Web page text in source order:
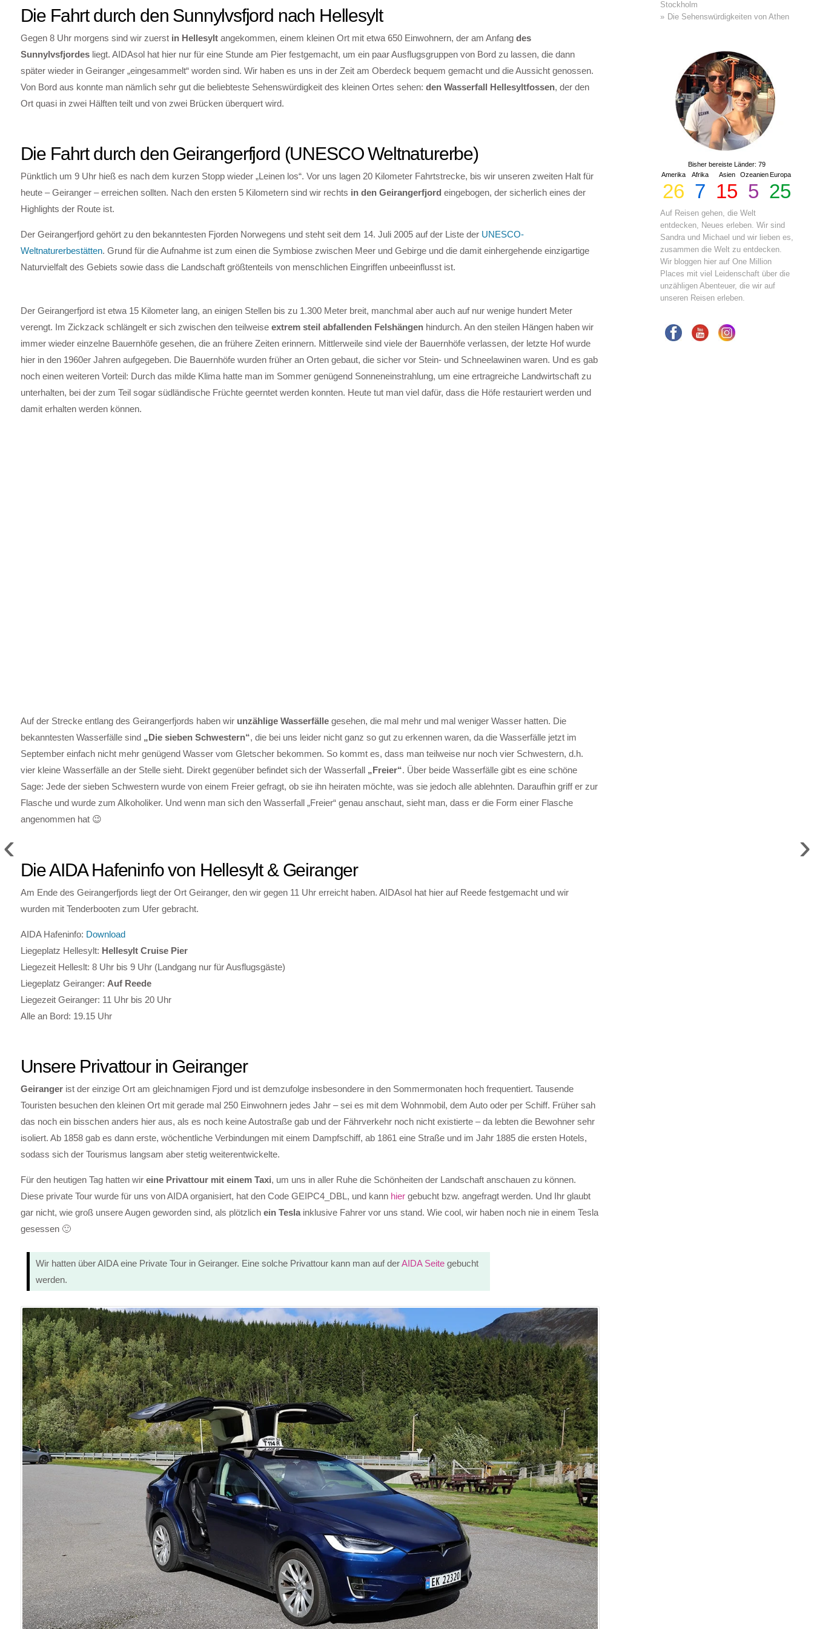
Die Fahrt durch den Sunnylvsfjord nach Hellesylt
Gegen 8 Uhr morgens sind wir zuerst in Hellesyltangekommen, einem kleinen Ort mit etwa 650 Einwohnern, der am Anfang des
Sunnylvsfjordesliegt. AIDAsol hat hier nur für eine Stunde am Pier festgemacht, um ein paar Ausflugsgruppen von Bord zu lassen, die dann
später wieder in Geiranger „eingesammelt“ worden sind. Wir haben es uns in der Zeit am Oberdeck bequem gemacht und die Aussicht genossen.
Von Bord aus konnte man nämlich sehr gut die beliebteste Sehenswürdigkeit des kleinen Ortes sehen: den Wasserfall Hellesyltfossen, der den
Ort quasi in zwei Hälften teilt und von zwei Brücken überquert wird.
Die Fahrt durch den Geirangerfjord (UNESCO Weltnaturerbe)
Pünktlich um 9 Uhr hieß es nach dem kurzen Stopp wieder „Leinen los“. Vor uns lagen 20 Kilometer Fahrtstrecke, bis wir unseren zweiten Halt für
heute – Geiranger – erreichen sollten. Nach den ersten 5 Kilometern sind wir rechts in den Geirangerfjord eingebogen, der sicherlich eines der
Highlights der Route ist.
Der Geirangerfjord gehört zu den bekanntesten Fjorden Norwegens und steht seit dem 14. Juli 2005 auf der Liste der UNESCO-
Weltnaturerbestätten. Grund für die Aufnahme ist zum einen die Symbiose zwischen Meer und Gebirge und die damit einhergehende einzigartige
Naturvielfalt des Gebiets sowie dass die Landschaft größtenteils von menschlichen Eingriffen unbeeinflusst ist.
Der Geirangerfjord ist etwa 15 Kilometer lang, an einigen Stellen bis zu 1.300 Meter breit, manchmal aber auch auf nur wenige hundert Meter
verengt. Im Zickzack schlängelt er sich zwischen den teilweise extrem steil abfallenden Felshängenhindurch. An den steilen Hängen haben wir
immer wieder einzelne Bauernhöfe gesehen, die an frühere Zeiten erinnern. Mittlerweile sind viele der Bauernhöfe verlassen, der letzte Hof wurde
hier in den 1960er Jahren aufgegeben. Die Bauernhöfe wurden früher an Orten gebaut, die sicher vor Stein- und Schneelawinen waren. Und es gab
noch einen weiteren Vorteil: Durch das milde Klima hatte man im Sommer genügend Sonneneinstrahlung, um eine ertragreiche Landwirtschaft zu
unterhalten, bei der zum Teil sogar südländische Früchte geerntet werden konnten. Heute tut man viel dafür, dass die Höfe restauriert werden und
damit erhalten werden können.
Auf der Strecke entlang des Geirangerfjords haben wir unzählige Wasserfällegesehen, die mal mehr und mal weniger Wasser hatten. Die
bekanntesten Wasserfälle sind „Die sieben Schwestern“, die bei uns leider nicht ganz so gut zu erkennen waren, da die Wasserfälle jetzt im
September einfach nicht mehr genügend Wasser vom Gletscher bekommen. So kommt es, dass man teilweise nur noch vier Schwestern, d.h.
vier kleine Wasserfälle an der Stelle sieht. Direkt gegenüber befindet sich der Wasserfall „Freier“. Über beide Wasserfälle gibt es eine schöne
Sage: Jede der sieben Schwestern wurde von einem Freier gefragt, ob sie ihn heiraten möchte, was sie jedoch alle ablehnten. Daraufhin griff er zur
Flasche und wurde zum Alkoholiker. Und wenn man sich den Wasserfall „Freier“ genau anschaut, sieht man, dass er die Form einer Flasche
angenommen hat 😉
Die AIDA Hafeninfo von Hellesylt & Geiranger
Am Ende des Geirangerfjords liegt der Ort Geiranger, den wir gegen 11 Uhr erreicht haben. AIDAsol hat hier auf Reede festgemacht und wir
wurden mit Tenderbooten zum Ufer gebracht.
AIDA Hafeninfo: Download
Liegeplatz Hellesylt: Hellesylt Cruise Pier
Liegezeit Helleslt: 8 Uhr bis 9 Uhr (Landgang nur für Ausflugsgäste)
Liegeplatz Geiranger: Auf Reede
Liegezeit Geiranger: 11 Uhr bis 20 Uhr
Alle an Bord: 19.15 Uhr
Unsere Privattour in Geiranger
Geirangerist der einzige Ort am gleichnamigen Fjord und ist demzufolge insbesondere in den Sommermonaten hoch frequentiert. Tausende
Touristen besuchen den kleinen Ort mit gerade mal 250 Einwohnern jedes Jahr – sei es mit dem Wohnmobil, dem Auto oder per Schiff. Früher sah
das noch ein bisschen anders hier aus, als es noch keine Autostraße gab und der Fährverkehr noch nicht existierte – da lebten die Bewohner sehr
isoliert. Ab 1858 gab es dann erste, wöchentliche Verbindungen mit einem Dampfschiff, ab 1861 eine Straße und im Jahr 1885 die ersten Hotels,
sodass sich der Tourismus langsam aber stetig weiterentwickelte.
Für den heutigen Tag hatten wir eine Privattour mit einem Taxi, um uns in aller Ruhe die Schönheiten der Landschaft anschauen zu können.
Diese private Tour wurde für uns von AIDA organisiert, hat den Code GEIPC4_DBL, und kann hiergebucht bzw. angefragt werden. Und Ihr glaubt
gar nicht, wie groß unsere Augen geworden sind, als plötzlich ein Teslainklusive Fahrer vor uns stand. Wie cool, wir haben noch nie in einem Tesla
gesessen 🙂
Wir hatten über AIDA eine Private Tour in Geiranger. Eine solche Privattour kann man auf derAIDA Seitegebucht
werden.
‹ ›
Stockholm
Die Sehenswürdigkeiten von Athen
Bisher bereiste Länder: 79
Amerika
26
Afrika
7
Asien
15
Ozeanien
5
Europa
25
Auf Reisen gehen, die Welt
entdecken, Neues erleben. Wir sind
Sandra und Michael und wir lieben es,
zusammen die Welt zu entdecken.
Wir bloggen hier auf One Million
Places mit viel Leidenschaft über die
unzähligen Abenteuer, die wir auf
unseren Reisen erleben.